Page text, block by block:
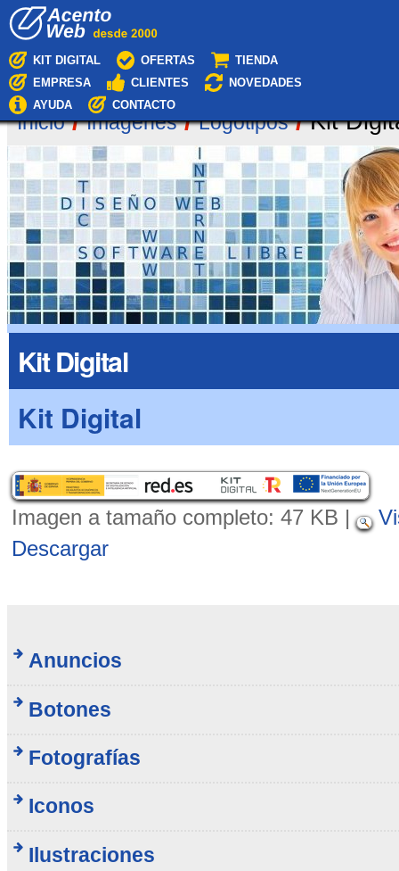
KIT DIGITAL OFERTAS
TIENDA
EMPRESA
CLIENTES
NOVEDADES
AYUDA
CONTACTO
Inicio /Imágenes /Logotipos /Kit
Kit Digital
Kit Digital
Imagen a tamaño completo: 47 KB |
Descargar
Anuncios
Botones
Fotografías
Iconos
Ilustraciones